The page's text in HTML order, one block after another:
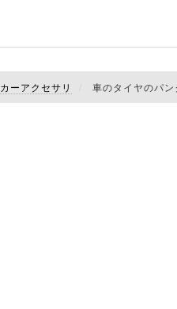
カーアクセサリ 車のタイヤのパ